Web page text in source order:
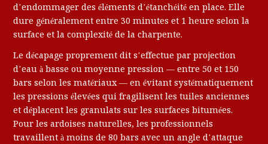
d’endommager des éléments d’étanchéité en place. Elle
dure généralement entre 30 minutes et 1 heure selon la
surface et la complexité de la charpente.
Le décapage proprement dit s’effectue par projection
d’eau à basse ou moyenne pression — entre 50 et 150
bars selon les matériaux — en évitant systématiquement
les pressions élevées qui fragilisent les tuiles anciennes
et déplacent les granulats sur les surfaces bitumées.
Pour les ardoises naturelles, les professionnels
travaillent à moins de 80 bars avec un angle d’attaque